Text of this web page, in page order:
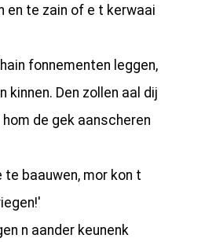
en te zain of e t kerwaai
fonnementen leggen,
kinnen. Den zollen aal dij
de gek aanscheren
te baauwen, mor kon t
n aander keunenk